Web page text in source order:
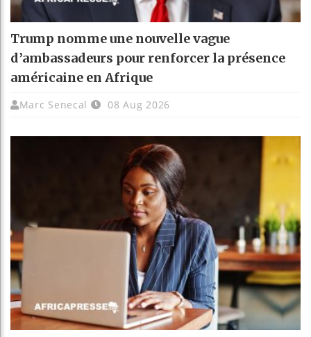
Trump nomme une nouvelle vague
d’ambassadeurs pour renforcer la présence
américaine en Afrique
Marc Senecal 08 Aug 2026